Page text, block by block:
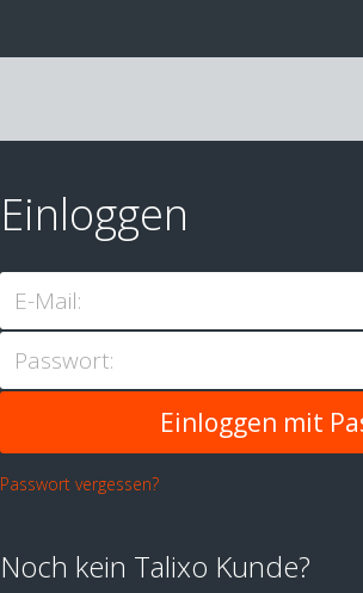
Einloggen
E-Mail:
Passwort:
Passwort vergessen?
Noch kein Talixo Kunde?